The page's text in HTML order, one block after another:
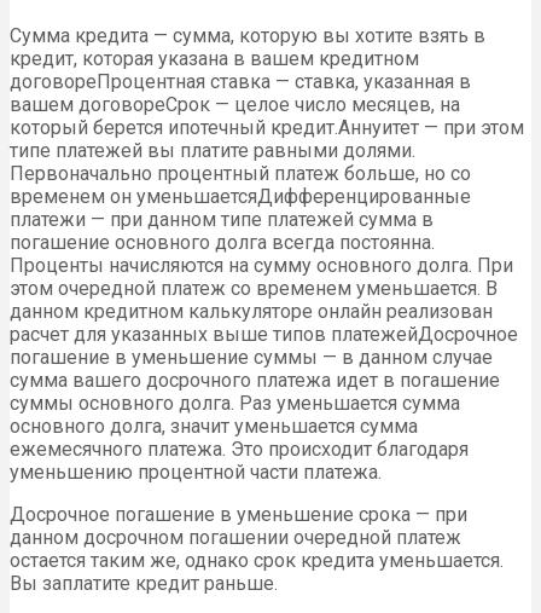
Сумма кредита — сумма, которую вы хотите взять в
кредит, которая указана в вашем кредитном
договореПроцентная ставка — ставка, указанная в
вашем договореСрок — целое число месяцев, на
который берется ипотечный кредит.Аннуитет — при этом
типе платежей вы платите равными долями.
Первоначально процентный платеж больше, но со
временем он уменьшаетсяДифференцированные
платежи — при данном типе платежей сумма в
погашение основного долга всегда постоянна.
Проценты начисляются на сумму основного долга. При
этом очередной платеж со временем уменьшается. В
данном кредитном калькуляторе онлайн реализован
расчет для указанных выше типов платежейДосрочное
погашение в уменьшение суммы — в данном случае
сумма вашего досрочного платежа идет в погашение
суммы основного долга. Раз уменьшается сумма
основного долга, значит уменьшается сумма
ежемесячного платежа. Это происходит благодаря
уменьшению процентной части платежа.
Досрочное погашение в уменьшение срока — при
данном досрочном погашении очередной платеж
остается таким же, однако срок кредита уменьшается.
Вы заплатите кредит раньше.